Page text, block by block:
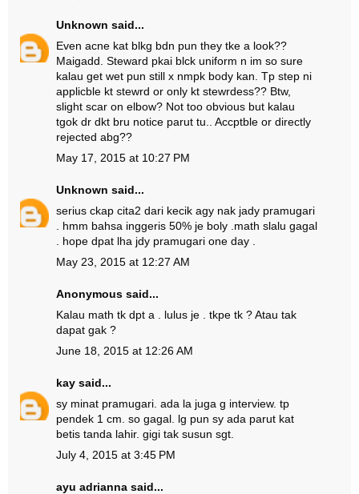
Unknown said...
Even acne kat blkg bdn pun they tke a look??
Maigadd. Steward pkai blck uniform n im so sure
kalau get wet pun still x nmpk body kan. Tp step ni
applicble kt stewrd or only kt stewrdess?? Btw,
slight scar on elbow? Not too obvious but kalau
tgok dr dkt bru notice parut tu.. Accptble or directly
rejected abg??
May 17, 2015 at 10:27 PM
Unknown said...
serius ckap cita2 dari kecik agy nak jady pramugari
. hmm bahsa inggeris 50% je boly .math slalu gagal
. hope dpat lha jdy pramugari one day .
May 23, 2015 at 12:27 AM
Anonymous said...
Kalau math tk dpt a . lulus je . tkpe tk ? Atau tak
dapat gak ?
June 18, 2015 at 12:26 AM
kay said...
sy minat pramugari. ada la juga g interview. tp
pendek 1 cm. so gagal. lg pun sy ada parut kat
betis tanda lahir. gigi tak susun sgt.
July 4, 2015 at 3:45 PM
ayu adrianna said...